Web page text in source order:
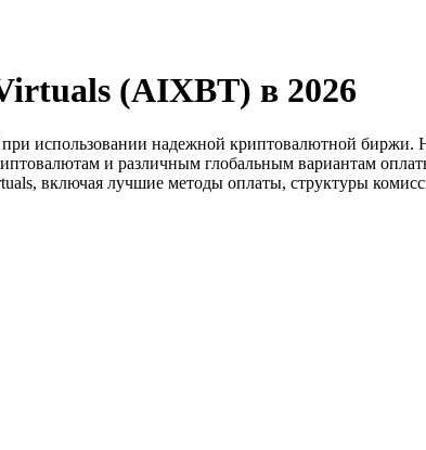
(AIXBT) в 2026
при использовании надежной криптовалютной биржи.
и различным глобальным вариантам
включая лучшие методы оплаты, структуры